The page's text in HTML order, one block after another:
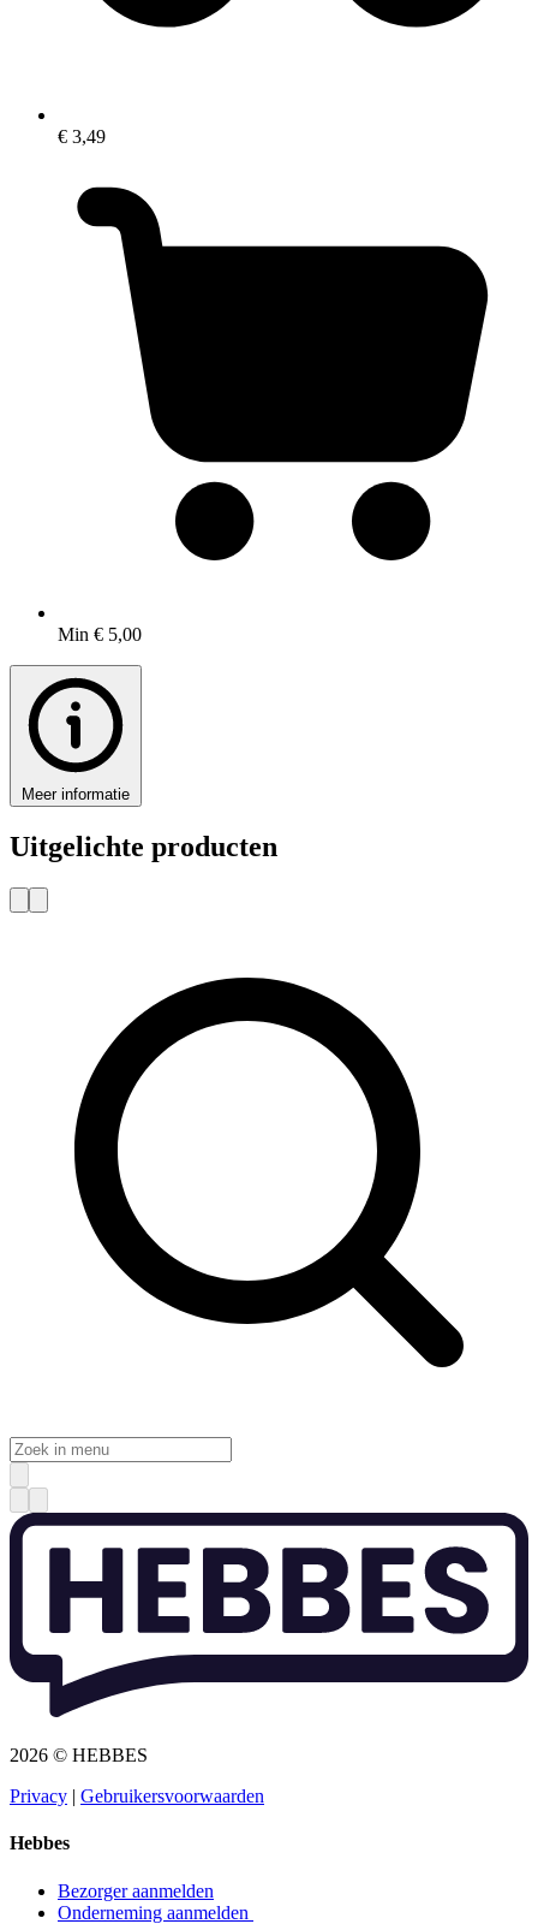
€ 3,49
Min € 5,00
Meer informatie
Uitgelichte producten
2026 © HEBBES
Privacy​​​​‌ ‍ ​‍​‍‌‍ ‌ ​‍‌‍‍‌‌‍‌ ‌‍‍‌‌‍ ‍​‍​‍​ ‍‍​‍​‍‌ ​ ‌‍​‌‌‍ ‍‌‍‍‌‌ ‌​‌ ‍‌​‍ ‍‌‍‍‌‌‍ ​‍​‍​‍ ​​‍​‍‌‍‍​‌ ​‍‌‍‌‌‌‍‌‍​‍​‍​ ‍‍​‍​‍‌‍‍​‌ ‌​‌ ‌​‌ ​​​ ‍‍​‍ ​‍ ‌‍ ​‌‍ ‌‍​ ‌‍​‌‌‍ ​‌‍‍​‌‍ ‌ ​ ‌ ‌​​ ‍‍​ ​ ​ ​ ​ ​ ​ ​ ​‍ ‌‍‍‌‌‍ ‍‌ ‌​‌‍‌‌‌‍ ‍‌ ‌​​‍ ‌‍‌‌‌‍‌​‌‍‍‌‌ ‌​​‍ ‌‍ ‌‌‍ ‌‍‌​‌‍‌‌​ ‌‌ ​​‌ ​‍‌‍‌‌‌ ​ ‌‍‌‌‌‍ ‍‌ ‌​‌‍​‌‌ ‌​‌‍‍‌‌‍ ‌‍ ‍​ ‍ ‌‍‍‌‌‍‌​​ ‌‌‍‌ ‌‍ ​‌‍ ‌‍​‍‌‍​‌‌‍ ​​ ‍ ‌ ‌​‌ ‍‌‌ ​​‌‍‌‌​ ‌‌‍‌ ‌‍ ​‌‍ ‌‍​‍‌‍​‌‌‍ ​​ ‍ ‌ ​​‌‍​‌‌ ‌​‌‍‍​​ ‌‌‍‌‍‌‍ ‌‍ ‌ ‌​‌‍‌‌‌ ​‍​‍ ‍‌‍ ​‌‍‌‌‌‍‌ ‌‍​‌‌‍ ​​‍‌‌​ ‌‌‌​​‍‌‌ ‌‍‍ ‌‍‌‌‌ ‍‌​‍‌‌​ ​ ‌​‌​​‍‌‌​ ​ ‌​‌​​‍‌‌​ ​‍​ ​‍​ ​‌​ ‍​‌‍‌‌​ ‌‍‌‍‌​‌‍‌‌‌‍‌‌​ ‌‍​ ​ ​ ‍‌​ ‌‌​ ‌​​‍‌‌​ ​‍​ ​‍​‍‌‌​ ‌‌‌​‌​​‍ ‍‌‍ ​‌‍​‌‌‍​‍‌‍‌‌‌‍ ​​ ‌‍​‍‌‍​‌‌ ​ ‌‍‌‌‌‌‌‌‌ ​‍‌‍ ​​ ‌‌‍‍​‌ ‌​‌ ‌​‌ ​​​‍‌‌​ ​ ‌​​‌​‍‌‌​ ​‍‌​‌‍​‍‌‌​ ​‍‌​‌‍‌‍ ​‌‍ ‌‍​ ‌‍​‌‌‍ ​‌‍‍​‌‍ ‌ ​ ‌ ‌​​‍‌‌​ ​ ‌​​‌​ ​ ​ ​ ​ ​ ​ ​ ​‍‌‍‌‍‍‌‌‍‌​​ ‌‌‍‌ ‌‍ ​‌‍ ‌‍​‍‌‍​‌‌‍ ​​‍‌‍‌ ‌​‌ ‍‌‌ ​​‌‍‌‌​ ‌‌‍‌ ‌‍ ​‌‍ ‌‍​‍‌‍​‌‌‍ ​​‍‌‍‌ ​​‌‍​‌‌ ‌​‌‍‍​​ ‌‌‍‌‍‌‍ ‌‍ ‌ ‌​‌‍‌‌‌ ​‍​‍ ‍‌‍ ​‌‍‌‌‌‍‌ ‌‍​‌‌‍ ​​‍‌‌​ ‌‌‌​​‍‌‌ ‌‍‍ ‌‍‌‌‌ ‍‌​‍‌‌​ ​ ‌​‌​​‍‌‌​ ​ ‌​‌​​‍‌‌​ ​‍​ ​‍​ ​‌​ ‍​‌‍‌‌​ ‌‍‌‍‌​‌‍‌‌‌‍‌‌​ ‌‍​ ​ ​ ‍‌​ ‌‌​ ‌​​‍‌‌​ ​‍​ ​‍​‍‌‌​ ‌‌‌​‌​​‍ ‍‌‍ ​‌‍​‌‌‍​‍‌‍‌‌‌‍ ​​‍‌‍‌ ​​‌‍‌‌‌ ​‍‌ ​ ‌ ​​‌‍‌‌‌‍​ ‌ ‌​‌‍‍‌‌ ‌‍‌‍‌‌​ ‌‌ ​​‌ ‌‌‌‍​‍‌‍ ​‌‍‍‌‌ ​ ‌‍‍​‌‍‌‌‌‍‌​​‍​‍‌ ‌ | Gebruikersvoorwaarden​​​​‌ ‍ ​‍​‍‌‍ ‌ ​‍‌‍‍‌‌‍‌ ‌‍‍‌‌‍ ‍​‍​‍​ ‍‍​‍​‍‌ ​ ‌‍​‌‌‍ ‍‌‍‍‌‌ ‌​‌ ‍‌​‍ ‍‌‍‍‌‌‍ ​‍​‍​‍ ​​‍​‍‌‍‍​‌ ​‍‌‍‌‌‌‍‌‍​‍​‍​ ‍‍​‍​‍‌‍‍​‌ ‌​‌ ‌​‌ ​​​ ‍‍​‍ ​‍ ‌‍ ​‌‍ ‌‍​ ‌‍​‌‌‍ ​‌‍‍​‌‍ ‌ ​ ‌ ‌​​ ‍‍​ ​ ​ ​ ​ ​ ​ ​ ​‍ ‌‍‍‌‌‍ ‍‌ ‌​‌‍‌‌‌‍ ‍‌ ‌​​‍ ‌‍‌‌‌‍‌​‌‍‍‌‌ ‌​​‍ ‌‍ ‌‌‍ ‌‍‌​‌‍‌‌​ ‌‌ ​​‌ ​‍‌‍‌‌‌ ​ ‌‍‌‌‌‍ ‍‌ ‌​‌‍​‌‌ ‌​‌‍‍‌‌‍ ‌‍ ‍​ ‍ ‌‍‍‌‌‍‌​​ ‌‌‍‌ ‌‍ ​‌‍ ‌‍​‍‌‍​‌‌‍ ​​ ‍ ‌ ‌​‌ ‍‌‌ ​​‌‍‌‌​ ‌‌‍‌ ‌‍ ​‌‍ ‌‍​‍‌‍​‌‌‍ ​​ ‍ ‌ ​​‌‍​‌‌ ‌​‌‍‍​​ ‌‌‍‌‍‌‍ ‌‍ ‌ ‌​‌‍‌‌‌ ​‍​‍ ‍‌‍ ​‌‍‌‌‌‍‌ ‌‍​‌‌‍ ​​‍‌‌​ ‌‌‌​​‍‌‌ ‌‍‍ ‌‍‌‌‌ ‍‌​‍‌‌​ ​ ‌​‌​​‍‌‌​ ​ ‌​‌​​‍‌‌​ ​‍​ ​‍​ ​​‌‍​ ‌‍‌‍​ ‌‍​ ‌​‌‍‌​​ ​ ‌‍‌‌​ ​ ​ ​‌​ ‍‌​ ​‍​‍‌‌​ ​‍​ ​‍​‍‌‌​ ‌‌‌​‌​​‍ ‍‌‍ ​‌‍​‌‌‍​‍‌‍‌‌‌‍ ​​ ‌‍​‍‌‍​‌‌ ​ ‌‍‌‌‌‌‌‌‌ ​‍‌‍ ​​ ‌‌‍‍​‌ ‌​‌ ‌​‌ ​​​‍‌‌​ ​ ‌​​‌​‍‌‌​ ​‍‌​‌‍​‍‌‌​ ​‍‌​‌‍‌‍ ​‌‍ ‌‍​ ‌‍​‌‌‍ ​‌‍‍​‌‍ ‌ ​ ‌ ‌​​‍‌‌​ ​ ‌​​‌​ ​ ​ ​ ​ ​ ​ ​ ​‍‌‍‌‍‍‌‌‍‌​​ ‌‌‍‌ ‌‍ ​‌‍ ‌‍​‍‌‍​‌‌‍ ​​‍‌‍‌ ‌​‌ ‍‌‌ ​​‌‍‌‌​ ‌‌‍‌ ‌‍ ​‌‍ ‌‍​‍‌‍​‌‌‍ ​​‍‌‍‌ ​​‌‍​‌‌ ‌​‌‍‍​​ ‌‌‍‌‍‌‍ ‌‍ ‌ ‌​‌‍‌‌‌ ​‍​‍ ‍‌‍ ​‌‍‌‌‌‍‌ ‌‍​‌‌‍ ​​‍‌‌​ ‌‌‌​​‍‌‌ ‌‍‍ ‌‍‌‌‌ ‍‌​‍‌‌​ ​ ‌​‌​​‍‌‌​ ​ ‌​‌​​‍‌‌​ ​‍​ ​‍​ ​​‌‍​ ‌‍‌‍​ ‌‍​ ‌​‌‍‌​​ ​ ‌‍‌‌​ ​ ​ ​‌​ ‍‌​ ​‍​‍‌‌​ ​‍​ ​‍​‍‌‌​ ‌‌‌​‌​​‍ ‍‌‍ ​‌‍​‌‌‍​‍‌‍‌‌‌‍ ​​‍‌‍‌ ​​‌‍‌‌‌ ​‍‌ ​ ‌ ​​‌‍‌‌‌‍​ ‌ ‌​‌‍‍‌‌ ‌‍‌‍‌‌​ ‌‌ ​​‌ ‌‌‌‍​‍‌‍ ​‌‍‍‌‌ ​ ‌‍‍​‌‍‌‌‌‍‌​​‍​‍‌ ‌
Hebbes
Bezorger aanmelden​​​​‌ ‍ ​‍​‍‌‍ ‌ ​‍‌‍‍‌‌‍‌ ‌‍‍‌‌‍ ‍​‍​‍​ ‍‍​‍​‍‌ ​ ‌‍​‌‌‍ ‍‌‍‍‌‌ ‌​‌ ‍‌​‍ ‍‌‍‍‌‌‍ ​‍​‍​‍ ​​‍​‍‌‍‍​‌ ​‍‌‍‌‌‌‍‌‍​‍​‍​ ‍‍​‍​‍‌‍‍​‌ ‌​‌ ‌​‌ ​​​ ‍‍​‍ ​‍ ‌‍ ​‌‍ ‌‍​ ‌‍​‌‌‍ ​‌‍‍​‌‍ ‌ ​ ‌ ‌​​ ‍‍​ ​ ​ ​ ​ ​ ​ ​ ​‍ ‌‍‍‌‌‍ ‍‌ ‌​‌‍‌‌‌‍ ‍‌ ‌​​‍ ‌‍‌‌‌‍‌​‌‍‍‌‌ ‌​​‍ ‌‍ ‌‌‍ ‌‍‌​‌‍‌‌​ ‌‌ ​​‌ ​‍‌‍‌‌‌ ​ ‌‍‌‌‌‍ ‍‌ ‌​‌‍​‌‌ ‌​‌‍‍‌‌‍ ‌‍ ‍​ ‍ ‌‍‍‌‌‍‌​​ ‌‌‍‌ ‌‍ ​‌‍ ‌‍​‍‌‍​‌‌‍ ​​ ‍ ‌ ‌​‌ ‍‌‌ ​​‌‍‌‌​ ‌‌‍‌ ‌‍ ​‌‍ ‌‍​‍‌‍​‌‌‍ ​​ ‍ ‌ ​​‌‍​‌‌ ‌​‌‍‍​​ ‌‌‍‌‍‌‍ ‌‍ ‌ ‌​‌‍‌‌‌ ​‍​‍ ‍‌ ​​‌‍​‌‌‍‌ ‌‍‌‌‌ ​ ​‍‌‌​ ‌‌‌​​‍‌‌ ‌‍‍ ‌‍‌‌‌ ‍‌​‍‌‌​ ​ ‌​‌​​‍‌‌​ ​ ‌​‌​​‍‌‌​ ​‍​ ​‍​ ‌ ​ ​‌‌‍​‍‌‍​ ​ ‌‌​ ‌ ​ ​‌​ ​‍​ ‌​​ ​​‌‍‌‌​ ‍‌​‍‌‌​ ​‍​ ​‍​‍‌‌​ ‌‌‌​‌​​‍ ‍‌‍ ​‌‍​‌‌‍​‍‌‍‌‌‌‍ ​​ ‌‍​‍‌‍​‌‌ ​ ‌‍‌‌‌‌‌‌‌ ​‍‌‍ ​​ ‌‌‍‍​‌ ‌​‌ ‌​‌ ​​​‍‌‌​ ​ ‌​​‌​‍‌‌​ ​‍‌​‌‍​‍‌‌​ ​‍‌​‌‍‌‍ ​‌‍ ‌‍​ ‌‍​‌‌‍ ​‌‍‍​‌‍ ‌ ​ ‌ ‌​​‍‌‌​ ​ ‌​​‌​ ​ ​ ​ ​ ​ ​ ​ ​‍‌‍‌‍‍‌‌‍‌​​ ‌‌‍‌ ‌‍ ​‌‍ ‌‍​‍‌‍​‌‌‍ ​​‍‌‍‌ ‌​‌ ‍‌‌ ​​‌‍‌‌​ ‌‌‍‌ ‌‍ ​‌‍ ‌‍​‍‌‍​‌‌‍ ​​‍‌‍‌ ​​‌‍​‌‌ ‌​‌‍‍​​ ‌‌‍‌‍‌‍ ‌‍ ‌ ‌​‌‍‌‌‌ ​‍​‍ ‍‌ ​​‌‍​‌‌‍‌ ‌‍‌‌‌ ​ ​‍‌‌​ ‌‌‌​​‍‌‌ ‌‍‍ ‌‍‌‌‌ ‍‌​‍‌‌​ ​ ‌​‌​​‍‌‌​ ​ ‌​‌​​‍‌‌​ ​‍​ ​‍​ ‌ ​ ​‌‌‍​‍‌‍​ ​ ‌‌​ ‌ ​ ​‌​ ​‍​ ‌​​ ​​‌‍‌‌​ ‍‌​‍‌‌​ ​‍​ ​‍​‍‌‌​ ‌‌‌​‌​​‍ ‍‌‍ ​‌‍​‌‌‍​‍‌‍‌‌‌‍ ​​‍‌‍‌ ​​‌‍‌‌‌ ​‍‌ ​ ‌ ​​‌‍‌‌‌‍​ ‌ ‌​‌‍‍‌‌ ‌‍‌‍‌‌​ ‌‌ ​​‌ ‌‌‌‍​‍‌‍ ​‌‍‍‌‌ ​ ‌‍‍​‌‍‌‌‌‍‌​​‍​‍‌ ‌
Onderneming aanmelden ​​​​‌ ‍ ​‍​‍‌‍ ‌ ​‍‌‍‍‌‌‍‌ ‌‍‍‌‌‍ ‍​‍​‍​ ‍‍​‍​‍‌ ​ ‌‍​‌‌‍ ‍‌‍‍‌‌ ‌​‌ ‍‌​‍ ‍‌‍‍‌‌‍ ​‍​‍​‍ ​​‍​‍‌‍‍​‌ ​‍‌‍‌‌‌‍‌‍​‍​‍​ ‍‍​‍​‍‌‍‍​‌ ‌​‌ ‌​‌ ​​​ ‍‍​‍ ​‍ ‌‍ ​‌‍ ‌‍​ ‌‍​‌‌‍ ​‌‍‍​‌‍ ‌ ​ ‌ ‌​​ ‍‍​ ​ ​ ​ ​ ​ ​ ​ ​‍ ‌‍‍‌‌‍ ‍‌ ‌​‌‍‌‌‌‍ ‍‌ ‌​​‍ ‌‍‌‌‌‍‌​‌‍‍‌‌ ‌​​‍ ‌‍ ‌‌‍ ‌‍‌​‌‍‌‌​ ‌‌ ​​‌ ​‍‌‍‌‌‌ ​ ‌‍‌‌‌‍ ‍‌ ‌​‌‍​‌‌ ‌​‌‍‍‌‌‍ ‌‍ ‍​ ‍ ‌‍‍‌‌‍‌​​ ‌‌‍‌ ‌‍ ​‌‍ ‌‍​‍‌‍​‌‌‍ ​​ ‍ ‌ ‌​‌ ‍‌‌ ​​‌‍‌‌​ ‌‌‍‌ ‌‍ ​‌‍ ‌‍​‍‌‍​‌‌‍ ​​ ‍ ‌ ​​‌‍​‌‌ ‌​‌‍‍​​ ‌‌‍‌‍‌‍ ‌‍ ‌ ‌​‌‍‌‌‌ ​‍​‍ ‍‌ ​​‌‍​‌‌‍‌ ‌‍‌‌‌ ​ ​‍‌‌​ ‌‌‌​​‍‌‌ ‌‍‍ ‌‍‌‌‌ ‍‌​‍‌‌​ ​ ‌​‌​​‍‌‌​ ​ ‌​‌​​‍‌‌​ ​‍​ ​‍​ ‌ ​ ‌ ​ ‍‌​ ​ ​ ​‌‌‍​ ‌‍​‌​ ‌‍​ ​‌‌‍​‍​ ‌‍‌‍​ ​‍‌‌​ ​‍​ ​‍​‍‌‌​ ‌‌‌​‌​​‍ ‍‌‍ ​‌‍​‌‌‍​‍‌‍‌‌‌‍ ​​ ‌‍​‍‌‍​‌‌ ​ ‌‍‌‌‌‌‌‌‌ ​‍‌‍ ​​ ‌‌‍‍​‌ ‌​‌ ‌​‌ ​​​‍‌‌​ ​ ‌​​‌​‍‌‌​ ​‍‌​‌‍​‍‌‌​ ​‍‌​‌‍‌‍ ​‌‍ ‌‍​ ‌‍​‌‌‍ ​‌‍‍​‌‍ ‌ ​ ‌ ‌​​‍‌‌​ ​ ‌​​‌​ ​ ​ ​ ​ ​ ​ ​ ​‍‌‍‌‍‍‌‌‍‌​​ ‌‌‍‌ ‌‍ ​‌‍ ‌‍​‍‌‍​‌‌‍ ​​‍‌‍‌ ‌​‌ ‍‌‌ ​​‌‍‌‌​ ‌‌‍‌ ‌‍ ​‌‍ ‌‍​‍‌‍​‌‌‍ ​​‍‌‍‌ ​​‌‍​‌‌ ‌​‌‍‍​​ ‌‌‍‌‍‌‍ ‌‍ ‌ ‌​‌‍‌‌‌ ​‍​‍ ‍‌ ​​‌‍​‌‌‍‌ ‌‍‌‌‌ ​ ​‍‌‌​ ‌‌‌​​‍‌‌ ‌‍‍ ‌‍‌‌‌ ‍‌​‍‌‌​ ​ ‌​‌​​‍‌‌​ ​ ‌​‌​​‍‌‌​ ​‍​ ​‍​ ‌ ​ ‌ ​ ‍‌​ ​ ​ ​‌‌‍​ ‌‍​‌​ ‌‍​ ​‌‌‍​‍​ ‌‍‌‍​ ​‍‌‌​ ​‍​ ​‍​‍‌‌​ ‌‌‌​‌​​‍ ‍‌‍ ​‌‍​‌‌‍​‍‌‍‌‌‌‍ ​​‍‌‍‌ ​​‌‍‌‌‌ ​‍‌ ​ ‌ ​​‌‍‌‌‌‍​ ‌ ‌​‌‍‍‌‌ ‌‍‌‍‌‌​ ‌‌ ​​‌ ‌‌‌‍​‍‌‍ ​‌‍‍‌‌ ​ ‌‍‍​‌‍‌‌‌‍‌​​‍​‍‌ ‌